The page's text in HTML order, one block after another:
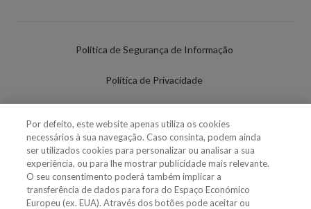
Política de Segurança de Informação
Política de Privacidade
Política de Cookies
Definições de cookies
Uso Fraudulento Nome/Marca
Por defeito, este website apenas utiliza os cookies
necessários à sua navegação. Caso consinta, podem ainda
ser utilizados cookies para personalizar ou analisar a sua
experiência, ou para lhe mostrar publicidade mais relevante.
O seu consentimento poderá também implicar a
transferência de dados para fora do Espaço Económico
Europeu (ex. EUA). Através dos botões pode aceitar ou